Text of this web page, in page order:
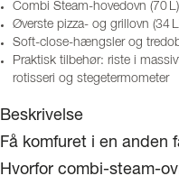
Combi Steam-hovedovn (70
Øverste pizza- og grillovn (34
Soft-close-hængsler og
Praktisk tilbehør: riste i
rotisseri og stegetermometer
Beskrivelse
Få komfuret i en anden
Hvorfor combi-steam-